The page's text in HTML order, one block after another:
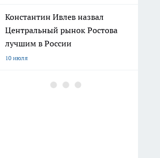
Константин Ивлев назвал
Центральный рынок Ростова
лучшим в России
10 июля
Погибшего на СВО Андрея